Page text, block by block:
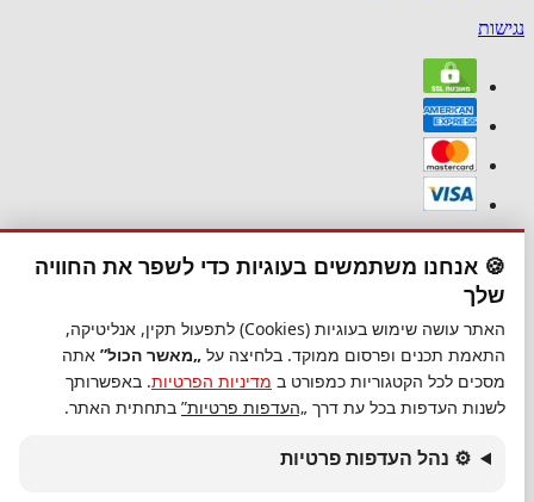
🍪 אנחנו משתמשים בעוגיות כדי לשפר את החוויה
שלך
האתר עושה שימוש בעוגיות (Cookies) לתפעול תקין, אנליטיקה,
התאמת תכנים ופרסום ממוקד. בלחיצה על „מאשר הכול” אתה
מסכים לכל הקטגוריות כמפורט ב מדיניות הפרטיות. באפשרותך
לשנות העדפות בכל עת דרך „העדפות פרטיות” בתחתית האתר.
⚙ נהל העדפות פרטיות
נגישות
סגור
נגישות
הגדל טקסט
הקטן טקסט
גווני אפור
ניגודיות הפוכה